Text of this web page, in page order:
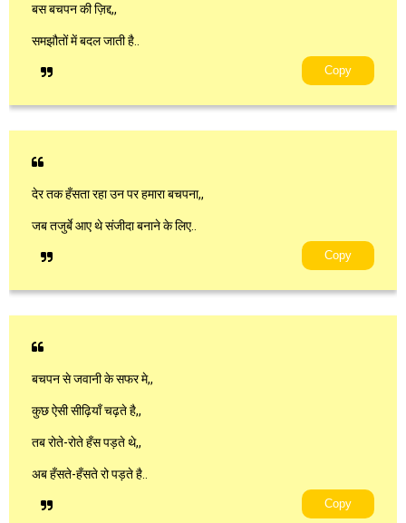
बस बचपन की ज़िद्द,,
समझौतों में बदल जाती है..
Copy
देर तक हँसता रहा उन पर हमारा बचपना,,
जब तजुर्बे आए थे संजीदा बनाने के लिए..
Copy
बचपन से जवानी के सफर मे,,
कुछ ऐसी सीढ़ियाँ चढ़ते है,,
तब रोते-रोते हँस पड़ते थे,,
अब हँसते-हँसते रो पड़ते है..
Copy